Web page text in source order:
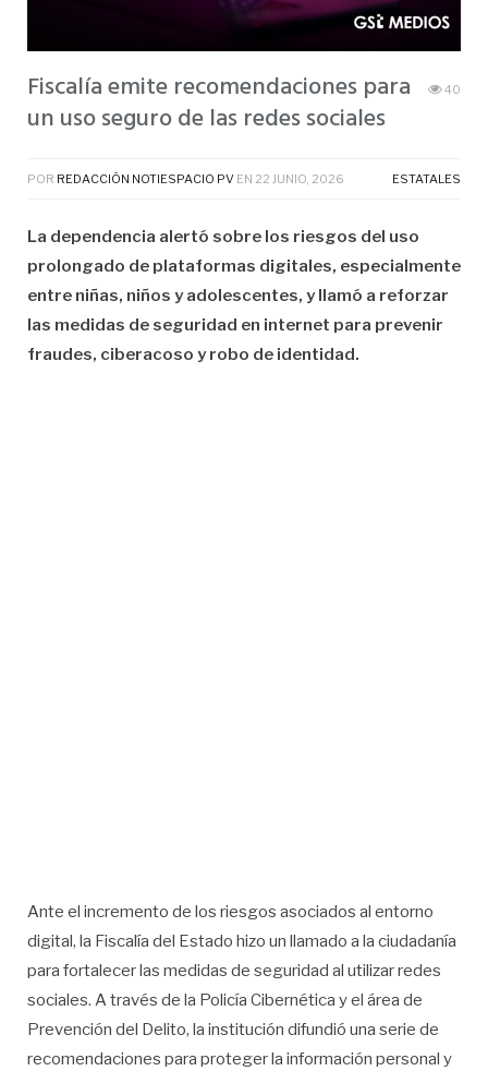
Fiscalía emite recomendaciones para
un uso seguro de las redes sociales
40
POR REDACCIÓN NOTIESPACIO PV EN 22 JUNIO, 2026 ESTATALES
La dependencia alertó sobre los riesgos del uso
prolongado de plataformas digitales, especialmente
entre niñas, niños y adolescentes, y llamó a reforzar
las medidas de seguridad en internet para prevenir
fraudes, ciberacoso y robo de identidad.
Ante el incremento de los riesgos asociados al entorno
digital, la Fiscalía del Estado hizo un llamado a la ciudadanía
para fortalecer las medidas de seguridad al utilizar redes
sociales. A través de la Policía Cibernética y el área de
Prevención del Delito, la institución difundió una serie de
recomendaciones para proteger la información personal y